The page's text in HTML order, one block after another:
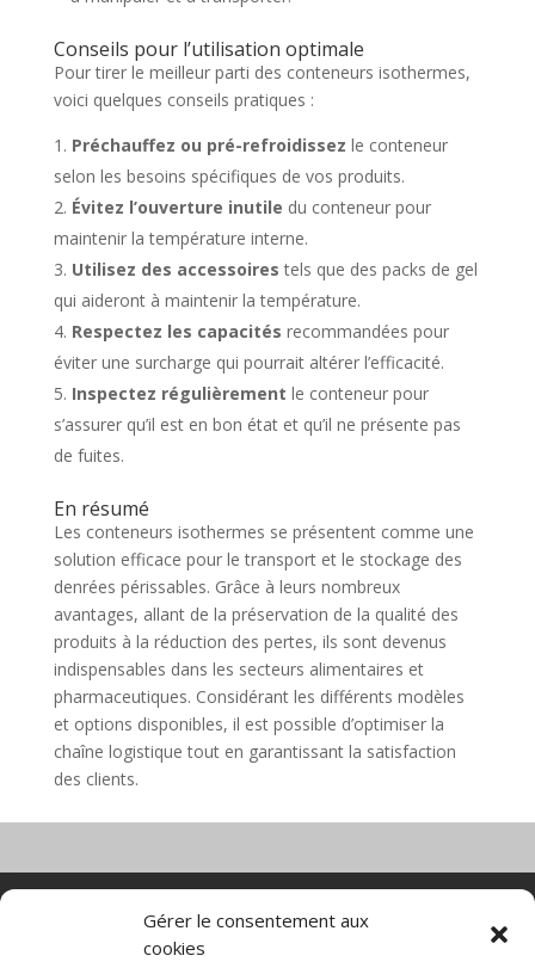
Gérer le consentement aux
cookies
Conseils pour l’utilisation optimale
Pour tirer le meilleur parti des conteneurs isothermes,
voici quelques conseils pratiques :
Préchauffez ou pré-refroidissez le conteneur
selon les besoins spécifiques de vos produits.
Évitez l’ouverture inutile du conteneur pour
maintenir la température interne.
Utilisez des accessoires tels que des packs de gel
qui aideront à maintenir la température.
Respectez les capacités recommandées pour
éviter une surcharge qui pourrait altérer l’efficacité.
Inspectez régulièrement le conteneur pour
s’assurer qu’il est en bon état et qu’il ne présente pas
de fuites.
En résumé
Les conteneurs isothermes se présentent comme une
solution efficace pour le transport et le stockage des
denrées périssables. Grâce à leurs nombreux
avantages, allant de la préservation de la qualité des
produits à la réduction des pertes, ils sont devenus
indispensables dans les secteurs alimentaires et
pharmaceutiques. Considérant les différents modèles
et options disponibles, il est possible d’optimiser la
chaîne logistique tout en garantissant la satisfaction
des clients.
Transpalette electrique
CGV
Mentions légales